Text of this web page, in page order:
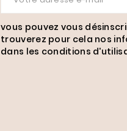
vous pouvez vous
trouverez pour cela nos
dans les conditions